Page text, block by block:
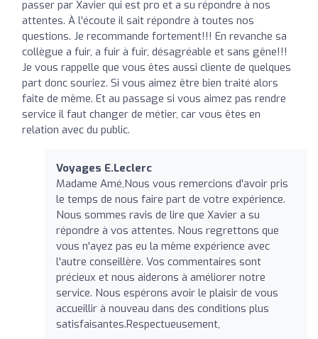
passer par Xavier qui est pro et a su répondre à nos
attentes. À l'écoute il sait répondre à toutes nos
questions. Je recommande fortement!!! En revanche sa
collègue a fuir, a fuir à fuir, désagréable et sans gêne!!!
Je vous rappelle que vous êtes aussi cliente de quelques
part donc souriez. Si vous aimez être bien traité alors
faite de même. Et au passage si vous aimez pas rendre
service il faut changer de métier, car vous êtes en
relation avec du public.
Voyages E.Leclerc
Madame Amé,Nous vous remercions d'avoir pris
le temps de nous faire part de votre expérience.
Nous sommes ravis de lire que Xavier a su
répondre à vos attentes. Nous regrettons que
vous n'ayez pas eu la même expérience avec
l'autre conseillère. Vos commentaires sont
précieux et nous aiderons à améliorer notre
service. Nous espérons avoir le plaisir de vous
accueillir à nouveau dans des conditions plus
satisfaisantes.Respectueusement,